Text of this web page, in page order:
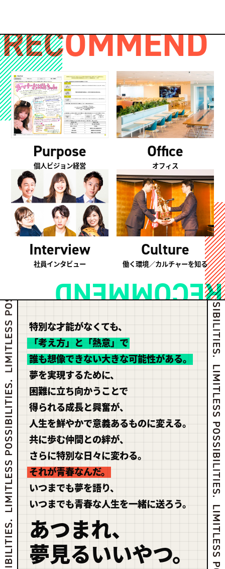
RECOMMEND
RECOMMEND
Purpose
個人ビジョン経営
Office
オフィス
Interview
社員インタビュー
Culture
働く環境／カルチャーを知る
特別な才能がなくても、
「考え方」と「熱意」で
誰も想像できない大きな可能性がある。
夢を実現するために、
困難に立ち向かうことで
得られる成長と興奮が、
人生を鮮やかで意義あるものに変える。
共に歩む仲間との絆が、
さらに特別な日々に変わる。
それが青春なんだ。
いつまでも夢を語り、
いつまでも青春な人生を一緒に送ろう。
あつまれ、
夢見るいいやつ。